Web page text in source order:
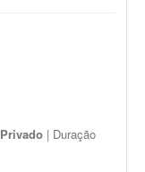
Privado | Duração